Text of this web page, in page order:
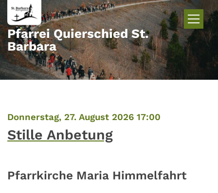
Zum Inhalt springen
Pfarrei Quierschied St.
Barbara
Donnerstag, 27. August 2026 17:00
Stille Anbetung
Pfarrkirche Maria Himmelfahrt